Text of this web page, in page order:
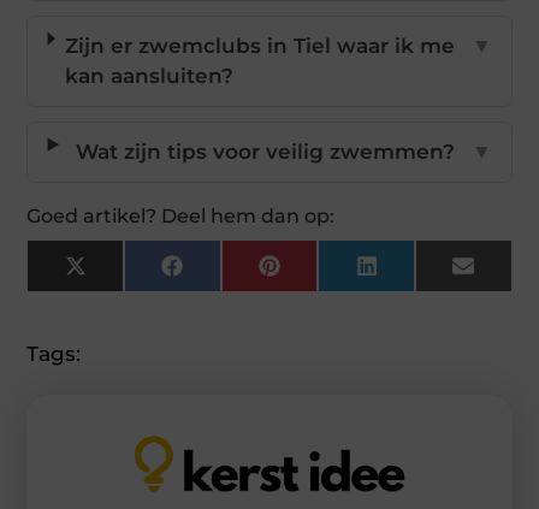
Zijn er zwemclubs in Tiel waar ik me
kan aansluiten?
▼
Wat zijn tips voor veilig zwemmen? ▼
Goed artikel? Deel hem dan op:
X
(Twitter)
FacebookPinterestLinkedInEmail
Tags: